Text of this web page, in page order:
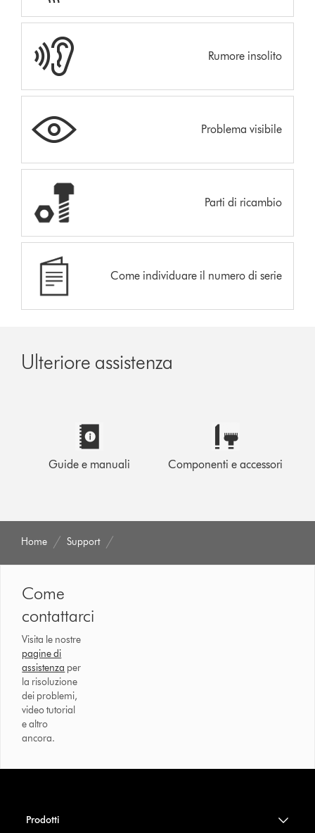
Rumore insolito
Problema visibile
Parti di ricambio
Come individuare il numero di serie
Ulteriore assistenza
Guide e manuali Componenti e accessori
Home Support
Come
contattarci
Visita le nostre
pagine di
assistenza per
la risoluzione
dei problemi,
video tutorial
e altro
ancora.
Prodotti